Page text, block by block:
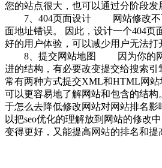
您的站点很大，也可以通过分阶段发
7、404页面设计 网站修改不可
面地址错误。 因此，设计一个404页
好的用户体验，可以减少用户无法打
8、提交网站地图 因为你的网
进的结构，有必要改变提交给搜索引
常有两种方式提交XML和HTML网
可以更容易地了解网站和包含的
于怎么去降低修改网站对网站排名
以把seo优化的理解放到网站的修改
变得更好，又能提高网站的排名和提